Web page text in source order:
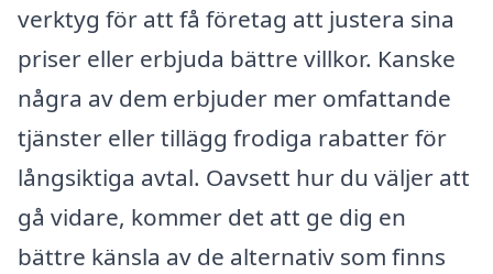
verktyg för att få företag att justera sina
priser eller erbjuda bättre villkor. Kanske
några av dem erbjuder mer omfattande
tjänster eller tillägg frodiga rabatter för
långsiktiga avtal. Oavsett hur du väljer att
gå vidare, kommer det att ge dig en
bättre känsla av de alternativ som finns